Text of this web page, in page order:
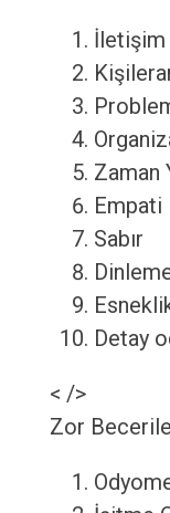
İletişim
Zaman
Empati
Sabır
Detay
< />
Zor